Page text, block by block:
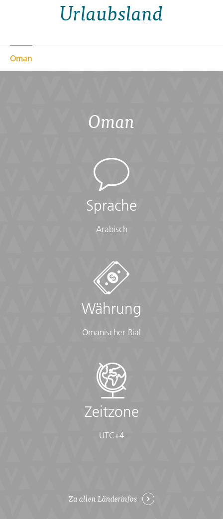
Urlaubsland
Oman
Oman
Sprache
Arabisch
Währung
Omanischer Rial
Zeitzone
UTC+4
Zu allen Länderinfos